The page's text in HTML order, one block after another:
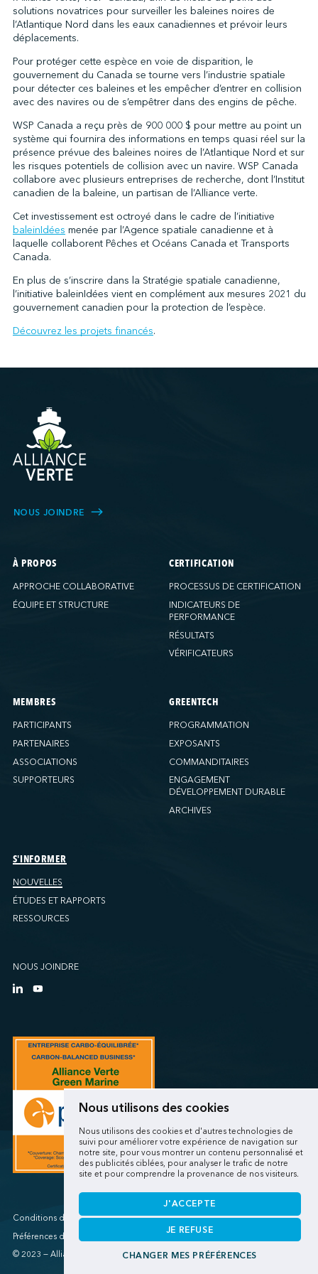
Nous utilisons des cookies
Nous utilisons des cookies et d'autres technologies de
suivi pour améliorer votre expérience de navigation sur
notre site, pour vous montrer un contenu personnalisé et
des publicités ciblées, pour analyser le trafic de notre
site et pour comprendre la provenance de nos visiteurs.
J'ACCEPTE
JE REFUSE
CHANGER MES PRÉFÉRENCES
solutions novatrices pour surveiller les baleines noires de
l’Atlantique Nord dans les eaux canadiennes et prévoir leurs
déplacements.
Pour protéger cette espèce en voie de disparition, le
gouvernement du Canada se tourne vers l’industrie spatiale
pour détecter ces baleines et les empêcher d’entrer en collision
avec des navires ou de s’empêtrer dans des engins de pêche.
WSP Canada a reçu près de 900 000 $ pour mettre au point un
système qui fournira des informations en temps quasi réel sur la
présence prévue des baleines noires de l’Atlantique Nord et sur
les risques potentiels de collision avec un navire. WSP Canada
collabore avec plusieurs entreprises de recherche, dont l’Institut
canadien de la baleine, un partisan de l’Alliance verte.
Cet investissement est octroyé dans le cadre de l’initiative
baleinIdées menée par l’Agence spatiale canadienne et à
laquelle collaborent Pêches et Océans Canada et Transports
Canada.
En plus de s’inscrire dans la Stratégie spatiale canadienne,
l’initiative baleinIdées vient en complément aux mesures 2021 du
gouvernement canadien pour la protection de l’espèce.
Découvrez les projets financés.
NOUS JOINDRE
À PROPOS
APPROCHE COLLABORATIVE
ÉQUIPE ET STRUCTURE
CERTIFICATION
PROCESSUS DE CERTIFICATION
INDICATEURS DE
PERFORMANCE
RÉSULTATS
VÉRIFICATEURS
MEMBRES
PARTICIPANTS
PARTENAIRES
ASSOCIATIONS
SUPPORTEURS
GREENTECH
PROGRAMMATION
EXPOSANTS
COMMANDITAIRES
ENGAGEMENT
DÉVELOPPEMENT DURABLE
ARCHIVES
S'INFORMER
NOUVELLES
ÉTUDES ET RAPPORTS
RESSOURCES
NOUS JOINDRE
© 2023 — Alliance verte
Conditions d'utilisations/Renseignements personnels
Préférences de cookies
Une réalisation